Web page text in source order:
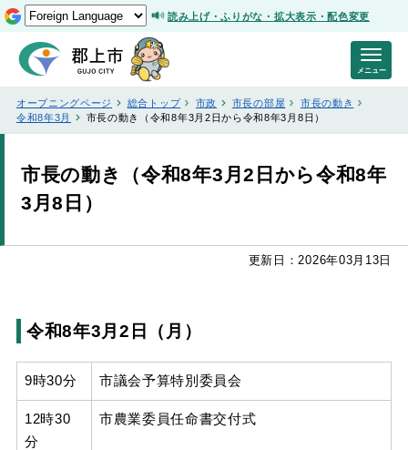
読み上げ・ふりがな・拡大表示・配色変更
オープニングページ 総合トップ 市政 市長の部屋
市長の動き
令和8年3月
市長の動き（令和8年3月2日から令和8年3月8日）
市長の動き（令和8年3月2日から令和8年
3月8日）
更新日：2026年03月13日
令和8年3月2日（月）
9時30分 市議会予算特別委員会
12時30
分
市農業委員任命書交付式
メニュー